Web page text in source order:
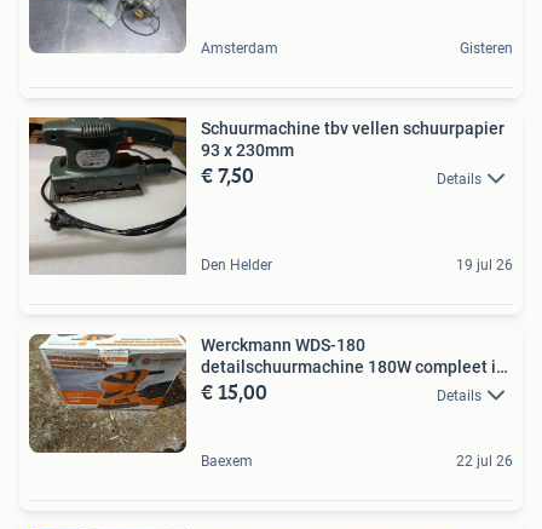
Amsterdam Gisteren
Schuurmachine tbv vellen schuurpapier
93 x 230mm
€ 7,50 Details
Den Helder 19 jul 26
Werckmann WDS-180
detailschuurmachine 180W compleet in
doos
€ 15,00 Details
Baexem 22 jul 26